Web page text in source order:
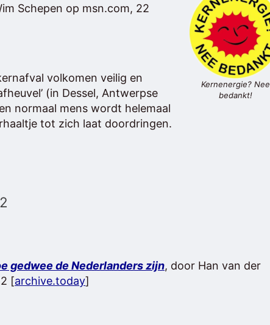
Kernenergie? Nee
bedankt!
Schepen op msn.com, 22
volkomen veilig en
(in Dessel, Antwerpse
normaal mens wordt helemaal
tot zich laat doordringen.
gedwee de Nederlanders zijn, door Han van der
[archive.today]